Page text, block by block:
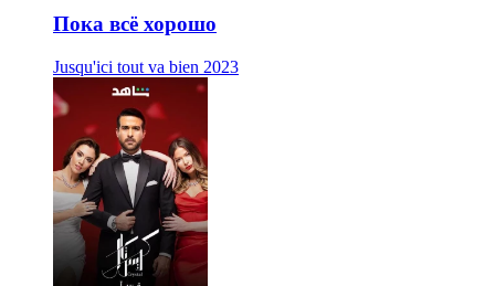
Пока всё хорошо
Jusqu'ici tout va bien 2023